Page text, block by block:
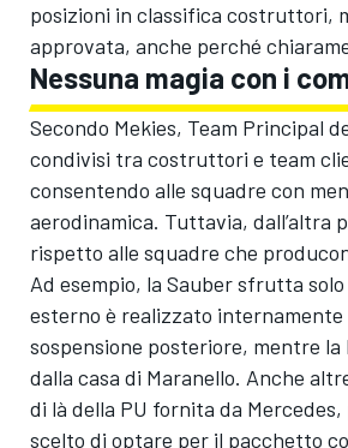
posizioni in classifica costruttori,
approvata, anche perché
Nessuna magia con i
Secondo Mekies, Team Principal
condivisi tra costruttori e team
consentendo alle squadre con
aerodinamica. Tuttavia, dall’altra
rispetto alle squadre che
Ad esempio, la Sauber sfrutta
esterno è realizzato
sospensione posteriore, mentre
dalla casa di Maranello. Anche
di là della PU fornita da
scelto di optare per il pacchetto